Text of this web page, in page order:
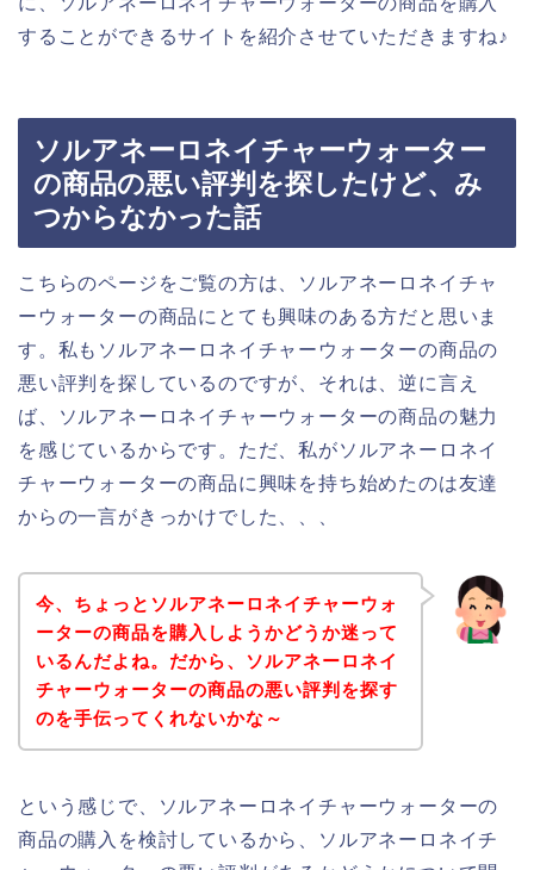
することができるサイトを紹介させていただきますね♪
ソルアネーロネイチャーウォーター
の商品の悪い評判を探したけど、み
つからなかった話
こちらのページをご覧の方は、ソルアネーロネイチャ
ーウォーターの商品にとても興味のある方だと思いま
す。私もソルアネーロネイチャーウォーターの商品の
悪い評判を探しているのですが、それは、逆に言え
ば、ソルアネーロネイチャーウォーターの商品の魅力
を感じているからです。ただ、私がソルアネーロネイ
チャーウォーターの商品に興味を持ち始めたのは友達
からの一言がきっかけでした、、、
今、ちょっとソルアネーロネイチャーウォ
ーターの商品を購入しようかどうか迷って
いるんだよね。だから、ソルアネーロネイ
チャーウォーターの商品の悪い評判を探す
のを手伝ってくれないかな～
という感じで、ソルアネーロネイチャーウォーターの
商品の購入を検討しているから、ソルアネーロネイチ